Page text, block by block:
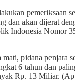
pemeriksaan
dan akan dijerat
Indonesia Nomor
pidana penjara
6 tahun dan
Rp. 13 Miliar.